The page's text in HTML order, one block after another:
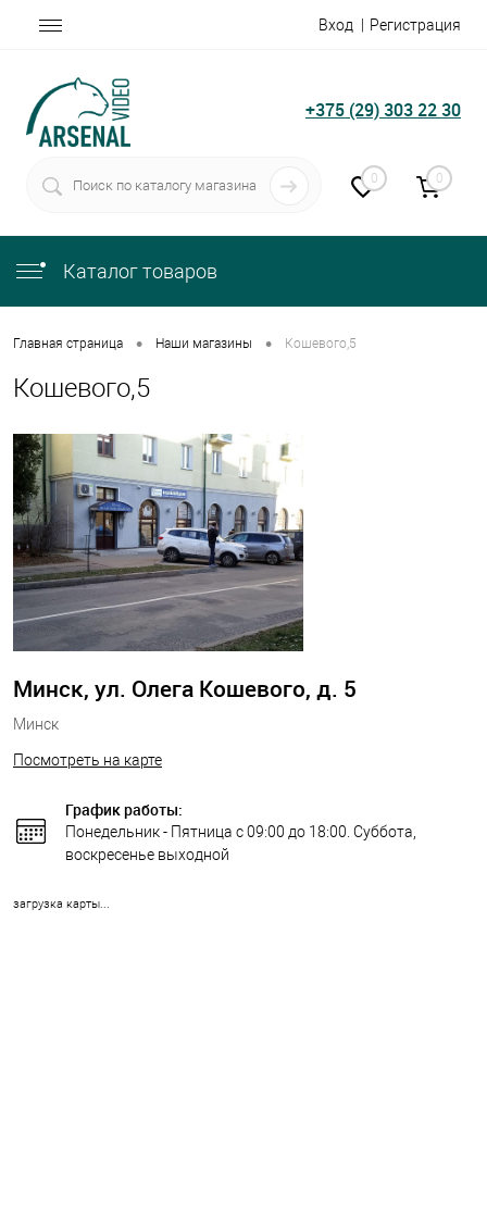
Вход Регистрация
+375 (29) 303 22 30
0 0
Каталог товаров
Главная страница • Наши магазины • Кошевого,5
Кошевого,5
Минск, ул. Олега Кошевого, д. 5
Минск
Посмотреть на карте
График работы:
Понедельник - Пятница с 09:00 до 18:00. Суббота,
воскресенье выходной
загрузка карты...